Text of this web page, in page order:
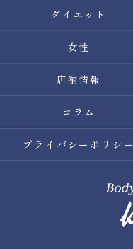
ダイエット
女性
店舗情報
コラム
プライバシーポリシー